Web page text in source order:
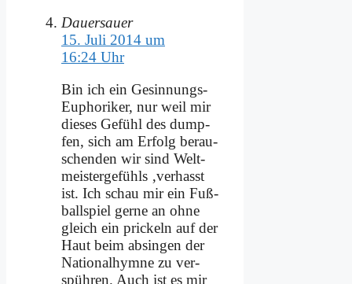
Dauersauer
15. Juli 2014 um
16:24 Uhr
Bin ich ein Ge­sin­nungs-
Eu­pho­ri­ker, nur weil mir
die­ses Ge­fühl des dump­
fen, sich am Er­folg be­rau­
schen­den wir sind Welt­
mei­ster­ge­fühls ‚ver­hasst
ist. Ich schau mir ein Fuß­
ball­spiel ger­ne an oh­ne
gleich ein prickeln auf der
Haut beim ab­sin­gen der
Na­tio­nal­hym­ne zu ver­
spüh­ren. Auch ist es mir